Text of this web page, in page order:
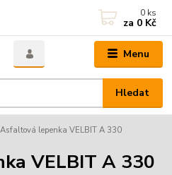
Menu
Hledat
0 ks
za 0 Kč
Asfaltová lepenka VELBIT A 330
VELBIT A 330